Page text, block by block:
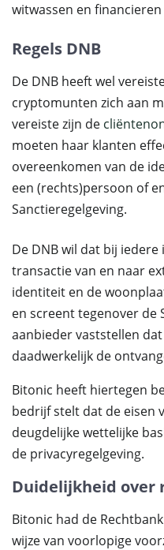
witwassen en
Regels DNB
De DNB heeft wel
cryptomunten zich aan
vereiste zijn de
moeten haar klanten
overeenkomen van de
een (rechts)persoon of
Sanctieregelgeving.
De DNB wil dat bij
transactie van en naar
identiteit en de
en screent tegenover de
aanbieder vaststellen
daadwerkelijk de
Bitonic heeft hiertegen
bedrijf stelt dat de eisen
deugdelijke wettelijke
de privacyregelgeving.
Duidelijkheid over
Bitonic had de
wijze van voorlopige